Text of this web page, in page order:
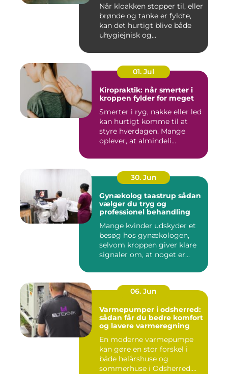
Når kloakken stopper til, eller
brønde og tanke er fyldte,
kan det hurtigt blive både
uhygiejnisk og...
01. Jul
Kiropraktik: når smerter i
kroppen fylder for meget
Smerter i ryg, nakke eller led
kan hurtigt komme til at
styre hverdagen. Mange
oplever, at almindeli...
30. Jun
Gynækolog taastrup sådan
vælger du tryg og
professionel behandling
Mange kvinder udskyder et
besøg hos gynækologen,
selvom kroppen giver klare
signaler om, at noget er...
06. Jun
Varmepumper i odsherred:
sådan får du bedre komfort
og lavere varmeregning
En moderne varmepumpe
kan gøre en stor forskel i
både helårshuse og
sommerhuse i Odsherred.